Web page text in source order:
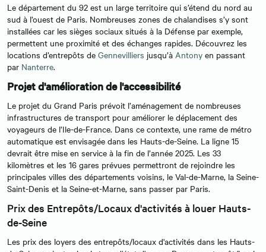
Le département du 92 est un large territoire qui s’étend du nord au
sud à l’ouest de Paris. Nombreuses zones de chalandises s’y sont
installées car les sièges sociaux situés à la Défense par exemple,
permettent une proximité et des échanges rapides. Découvrez les
locations d’entrepôts de Gennevilliers jusqu’à Antony en passant
par Nanterre.
Projet d'amélioration de l'accessibilité
Le projet du Grand Paris prévoit l’aménagement de nombreuses
infrastructures de transport pour améliorer le déplacement des
voyageurs de l’Ile-de-France. Dans ce contexte, une rame de métro
automatique est envisagée dans les Hauts-de-Seine. La ligne 15
devrait être mise en service à la fin de l’année 2025. Les 33
kilomètres et les 16 gares prévues permettront de rejoindre les
principales villes des départements voisins, le Val-de-Marne, la Seine-
Saint-Denis et la Seine-et-Marne, sans passer par Paris.
Prix des Entrepôts/Locaux d'activités à louer Hauts-
de-Seine
Les prix des loyers des entrepôts/locaux d'activités dans les Hauts-